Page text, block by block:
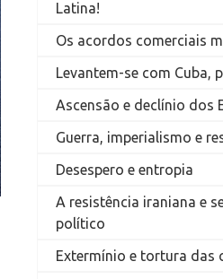
Latina!
Os acordos comerciais
Levantem-se com Cuba,
Ascensão e declínio dos
Guerra, imperialismo e
Desespero e entropia
A resistência iraniana e
político
Extermínio e tortura das